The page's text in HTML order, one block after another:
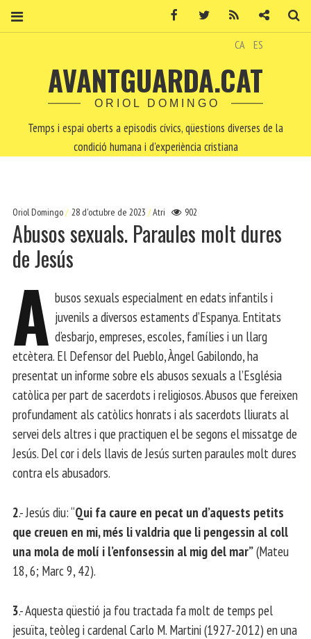
CA ES
AVANTGUARDA.CAT
ORIOL DOMINGO
Temps i espai oberts a episodis cívics, qüestions diverses de la
condició humana i d'experiència cristiana
Oriol Domingo 28 d'octubre de 2023 Atri 902
Abusos sexuals. Paraules molt dures
de Jesús
A busos sexuals especialment en edats infantils i
juvenils a diversos estaments d’Espanya. Entitats
d’esbarjo, empreses, escoles, famílies i un llarg
etcètera. El Defensor del Pueblo, Àngel Gabilondo, ha
presentat un informe sobre els abusos sexuals a l’Església
catòlica per part de sacerdots i religiosos. Abusos que fereixen
profundament als catòlics honrats i als sacerdots lliurats al
servei dels altres i que practiquen el be segons el missatge de
Jesús. Del cor i dels llavis de Jesús surten paraules molt dures
contra els abusadors.
2.- Jesús diu: “Qui fa caure en pecat un d’aquests petits
que creuen en mi, més li valdria que li pengessin al coll
una mola de molí i l’enfonsessin al mig del mar”(Mateu
18, 6; Marc 9, 42).
3.- Aquesta qüestió ja fou tractada fa molt de temps pel
jesuïta, teòleg i cardenal Carlo M. Martini (1927-2012) en una
Facebook Twitter Contacte